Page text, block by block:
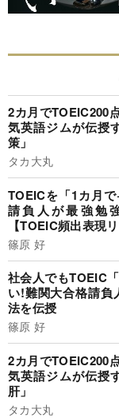
2カ月でTOEIC200
気英語ジムが伝授
策」
タカ大丸
TOEICを「1カ月
請負人が最強勉
【TOEIC頻出表現
篠原 好
社会人でもTOEIC
い!難関大合格請負
法を伝授
篠原 好
2カ月でTOEIC200
気英語ジムが伝授
肝」
タカ大丸